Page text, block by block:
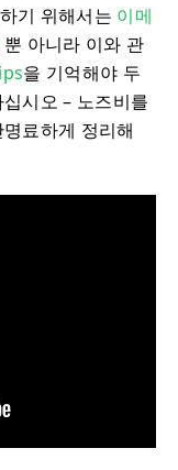
기 위해서는 이메
뿐 아니라 이와 관
을 기억해야 두
시오 – 노즈비를
료하게 정리해